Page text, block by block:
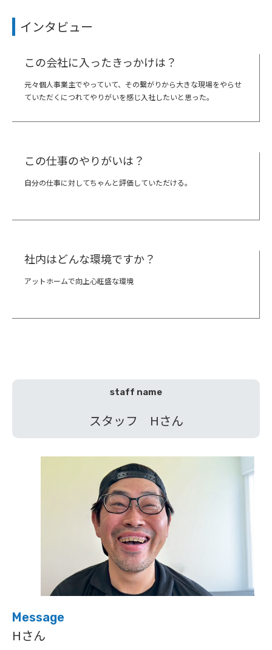
インタビュー
この会社に入ったきっかけは？
元々個人事業主でやっていて、その繋がりから大きな現場をやらせ
ていただくにつれてやりがいを感じ入社したいと思った。
この仕事のやりがいは？
自分の仕事に対してちゃんと評価していただける。
社内はどんな環境ですか？
アットホームで向上心旺盛な環境
staff name
スタッフ Hさん
Message
Hさん